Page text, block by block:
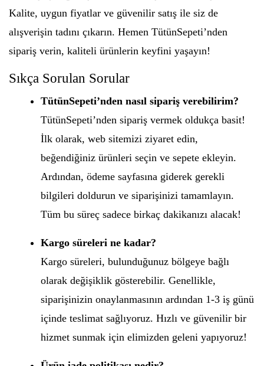
Kalite, uygun fiyatlar ve güvenilir satış ile siz de
alışverişin tadını çıkarın. Hemen TütünSepeti’nden
sipariş verin, kaliteli ürünlerin keyfini yaşayın!
Sıkça Sorulan Sorular
TütünSepeti’nden nasıl sipariş verebilirim?
TütünSepeti’nden sipariş vermek oldukça basit!
İlk olarak, web sitemizi ziyaret edin,
beğendiğiniz ürünleri seçin ve sepete ekleyin.
Ardından, ödeme sayfasına giderek gerekli
bilgileri doldurun ve siparişinizi tamamlayın.
Tüm bu süreç sadece birkaç dakikanızı alacak!
Kargo süreleri ne kadar?
Kargo süreleri, bulunduğunuz bölgeye bağlı
olarak değişiklik gösterebilir. Genellikle,
siparişinizin onaylanmasının ardından 1-3 iş günü
içinde teslimat sağlıyoruz. Hızlı ve güvenilir bir
hizmet sunmak için elimizden geleni yapıyoruz!